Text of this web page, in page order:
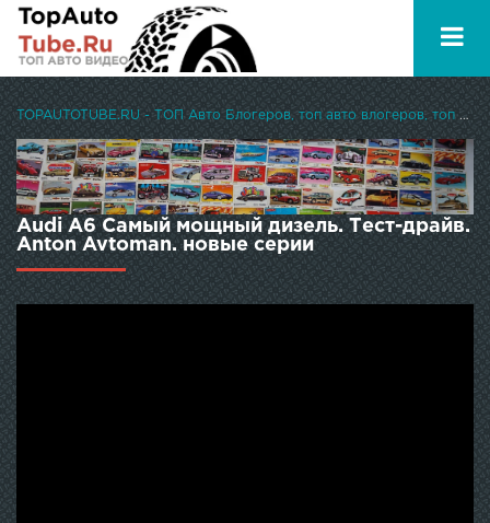
TOPAUTOTUBE.RU - ТОП Авто Блогеров, топ авто влогеров, топ авто ютуберов
Audi A6 Самый мощный дизель. Тест-драйв.
Anton Avtoman. новые серии